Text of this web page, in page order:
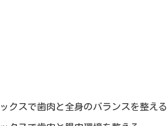
クスで歯肉と全身のバランスを整える